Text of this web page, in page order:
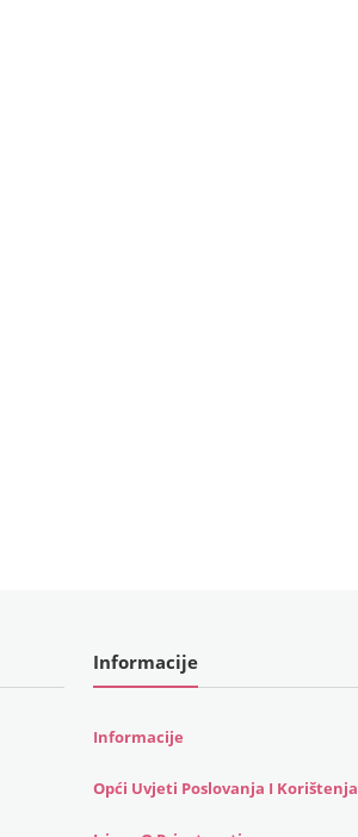
Informacije
Informacije
Opći Uvjeti Poslovanja I Korištenja